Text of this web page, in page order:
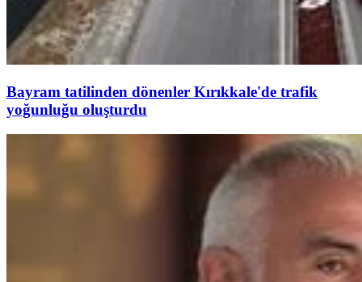
Bayram tatilinden dönenler Kırıkkale'de trafik
yoğunluğu oluşturdu